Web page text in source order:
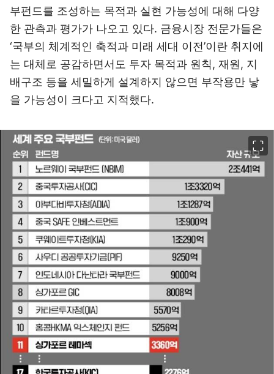
부펀드를 조성하는 목적과 실현 가능성에 대해 다양
한 관측과 평가가 나오고 있다. 금융시장 전문가들은
‘국부의 체계적인 축적과 미래 세대 이전’이란 취지에
는 대체로 공감하면서도 투자 목적과 원칙, 재원, 지
배구조 등을 세밀하게 설계하지 않으면 부작용만 낳
을 가능성이 크다고 지적했다.